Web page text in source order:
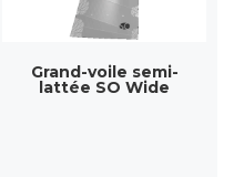
Grand-voile semi-
lattée SO Wide